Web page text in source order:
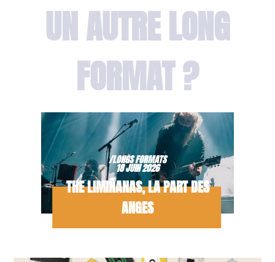
UN AUTRE LONG
FORMAT ?
/LONGS FORMATS
18 JUIN 2026
THE LIMIÑANAS, LA PART DES
ANGES